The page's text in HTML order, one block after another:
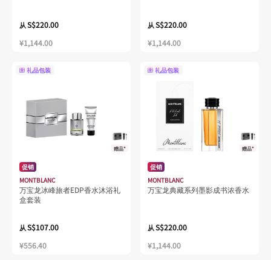
从S$220.00
¥1,144.00
从S$220.00
¥1,144.00
礼品包装
赠品*
促销
MONTBLANC
万宝龙冰峰旅者EDP香水沐浴礼
盒套装
从S$107.00
¥556.40
礼品包装
赠品*
促销
MONTBLANC
万宝龙典藏系列墨影成书浓香水
从S$220.00
¥1,144.00